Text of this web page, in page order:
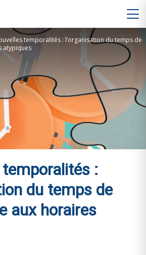
temporalités : l’organisation du temps de
atypiques
:
du temps de
aux horaires